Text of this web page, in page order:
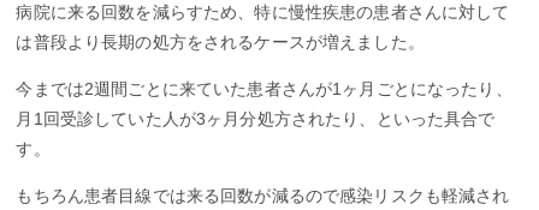
病院に来る回数を減らすため、特に慢性疾患の患者さんに対して
は普段より長期の処方をされるケースが増えました。
今までは2週間ごとに来ていた患者さんが1ヶ月ごとになったり、
月1回受診していた人が3ヶ月分処方されたり、といった具合で
す。
もちろん患者目線では来る回数が減るので感染リスクも軽減され